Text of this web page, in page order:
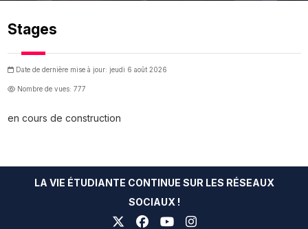
Stages
Date de dernière mise à jour: jeudi 6 août 2026
Nombre de vues: 777
en cours de construction
LA VIE ÉTUDIANTE CONTINUE SUR LES RÉSEAUX
SOCIAUX !